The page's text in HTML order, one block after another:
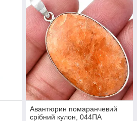
Авантюрин помаранчевий
срібний кулон, 044ПА